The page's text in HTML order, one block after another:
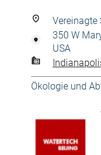
Vereinagte
350 W
USA
Ökologie und